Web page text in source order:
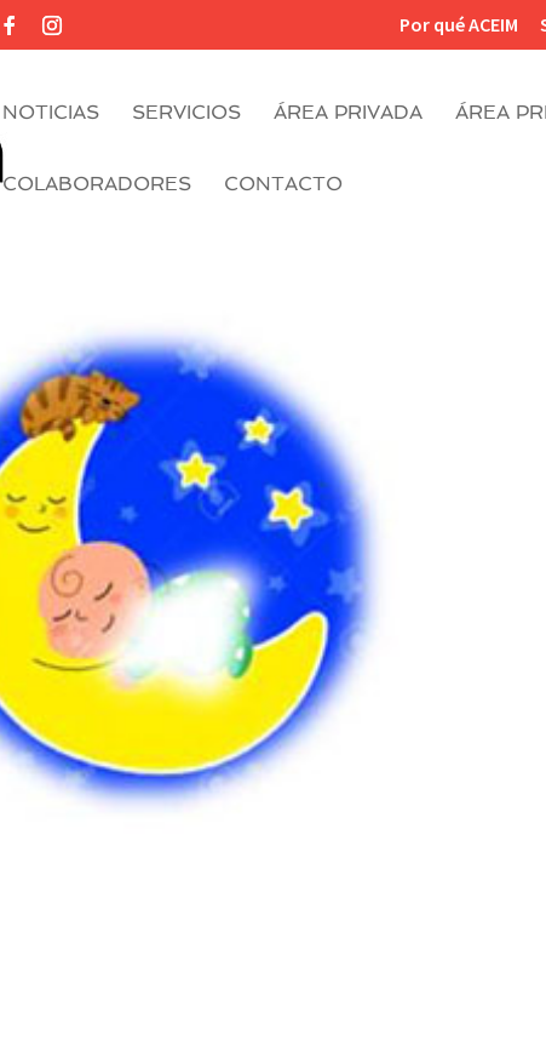
Por qué ACEIM
NOTICIAS SERVICIOS ÁREA PRIVADA ÁREA
COLABORADORES CONTACTO